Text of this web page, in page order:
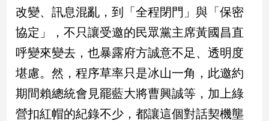
品
觀
點
民
調
國
會
焦
改變、訊息混亂，到「全程閉門」與「保密
協定」，不只讓受邀的民眾黨主席黃國昌直
呼變來變去，也暴露府方誠意不足、透明度
堪慮。然，程序草率只是冰山一角，此邀約
期間賴總統會見罷藍大將曹興誠等，加上綠
營扣紅帽的紀錄不少，都讓這個對話契機壟